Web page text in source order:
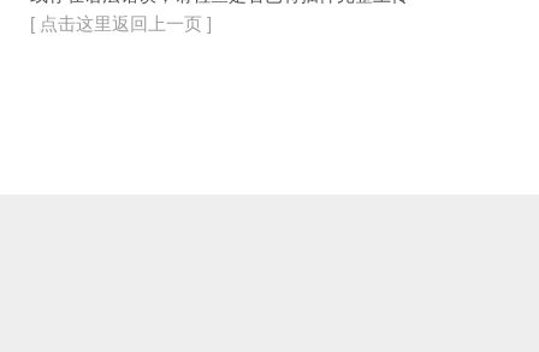
[ 点击这里返回上一页 ]